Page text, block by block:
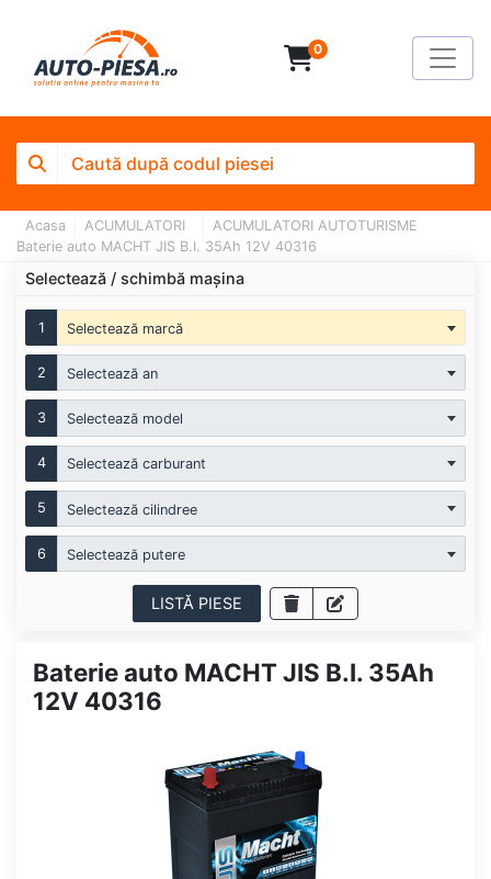
0
Acasa ACUMULATORI
ACUMULATORI AUTOTURISME
Baterie auto MACHT JIS B.I. 35Ah 12V 40316
Selectează / schimbă mașina
1 Selectează marcă
2 Selectează an
3 Selectează model
4 Selectează carburant
5 Selectează cilindree
6 Selectează putere
LISTĂ PIESE
Baterie auto MACHT JIS B.I. 35Ah
12V 40316